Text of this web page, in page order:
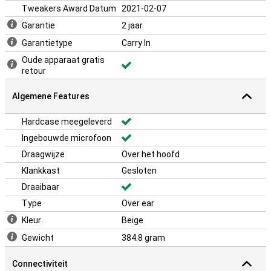
Tweakers Award Datum
2021-02-07
Garantie
2 jaar
Garantietype
Carry In
Oude apparaat gratis
retour
Algemene Features
Hardcase meegeleverd
Ingebouwde microfoon
Draagwijze
Over het hoofd
Klankkast
Gesloten
Draaibaar
Type
Over ear
Kleur
Beige
Gewicht
384.8 gram
Connectiviteit